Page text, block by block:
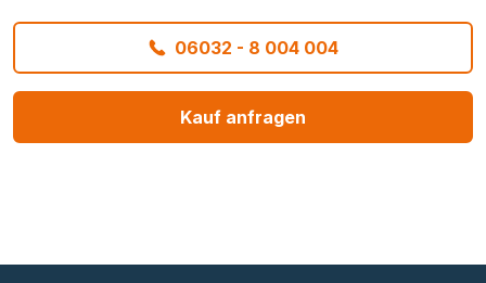
06032 - 8 004 004
Kauf anfragen